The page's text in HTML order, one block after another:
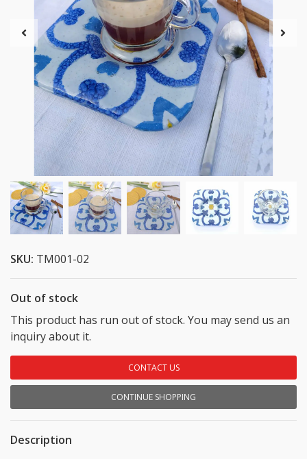
SKU: TM001-02
Out of stock
This product has run out of stock. You may send us an
inquiry about it.
CONTACT US
CONTINUE SHOPPING
Description